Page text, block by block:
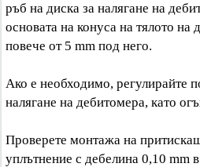
ръб на диска за налягане на
основата на конуса на тялото на
повече от 5 mm под него.
Ако е необходимо, регулирайте
налягане на дебитомера, като
Проверете монтажа на
уплътнение с дебелина 0,10 mm